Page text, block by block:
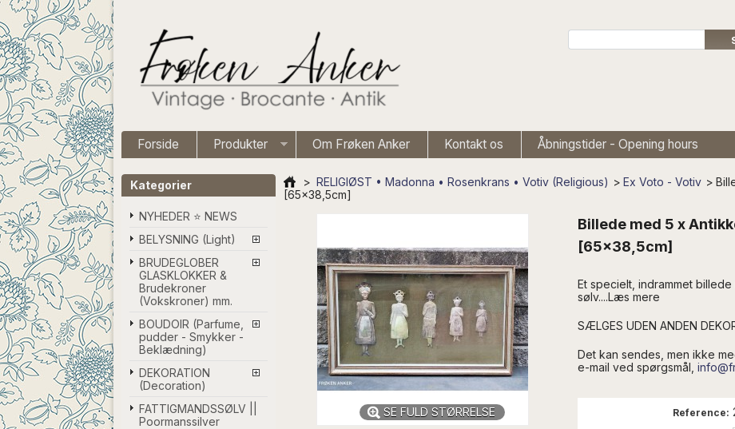
Forside Produkter Om Frøken Anker Kontakt os Åbningstider - Opening hours
Kategorier
NYHEDER ⭐ NEWS
BELYSNING (Light)
BRUDEGLOBER
GLASKLOKKER &
Brudekroner
(Vokskroner) mm.
BOUDOIR (Parfume,
pudder - Smykker -
Beklædning)
DEKORATION
(Decoration)
FATTIGMANDSSØLV ||
Poormanssilver
> RELIGIØST • Madonna • Rosenkrans • Votiv (Religious) > Ex Voto - Votiv >
[65x38,5cm]
SE FULD STØRRELSE
Billede med 5 x
[65x38,5cm]
Et specielt, indrammet
sølv....Læs mere
SÆLGES UDEN ANDEN
Det kan sendes, men ikke
e-mail ved spørgsmål,
Reference: